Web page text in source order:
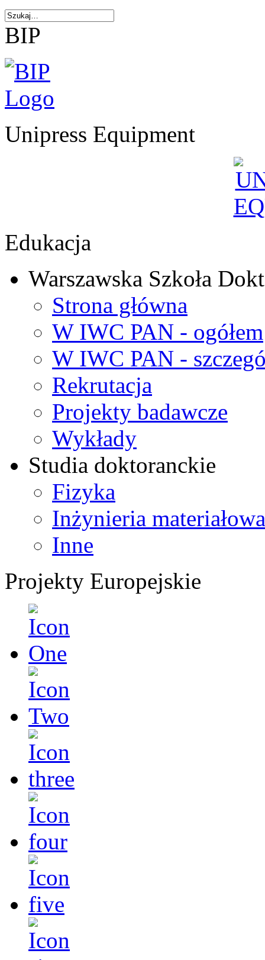
BIP
Unipress Equipment
Edukacja
Warszawska Szkoła
Strona główna
W IWC PAN - ogółem
W IWC PAN -
Rekrutacja
Projekty badawcze
Wykłady
Studia doktoranckie
Fizyka
Inżynieria materiałowa
Inne
Projekty Europejskie